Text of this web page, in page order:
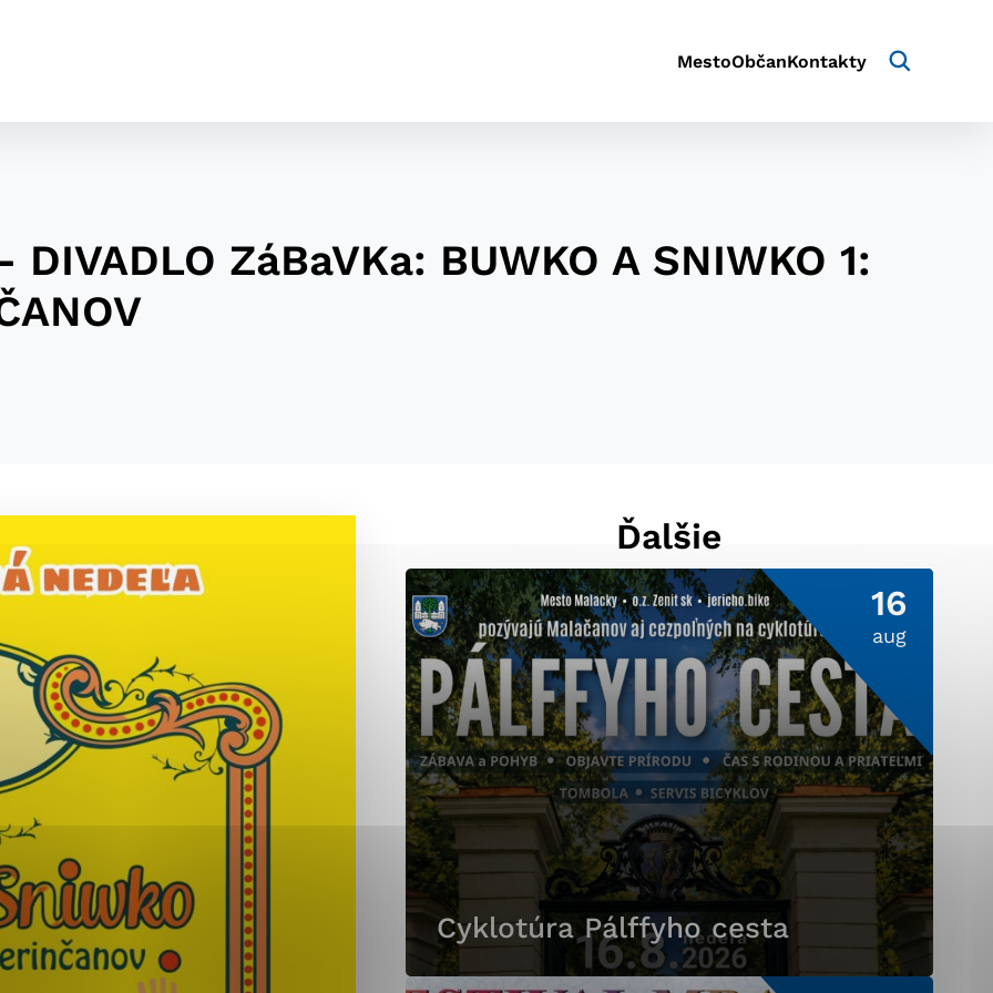
MestoObčanKontakty
ZáBaVKa: BUWKO A SNIWKO 1:
Ďalšie
16
aug
Cyklotúra Pálffyho cesta
pre prevádzku nevyhnutné a pomáhajú urobiť webové stránky uplatniteľnými
funkcie, ako je navigácia na stránke a prístup k zabezpečeným oblastiam webovej
cookie nemôže web správne fungovať.
prevádzkovateľovi stránok pochopiť, ako návštevníci stránok stránku používajú,
a ponúknuť im lepšiu skúsenosť. Všetky dáta sa zbierajú anonymne a nie je
osobou.
Povoliť všetko Uložiť nastavenia Viac informácií